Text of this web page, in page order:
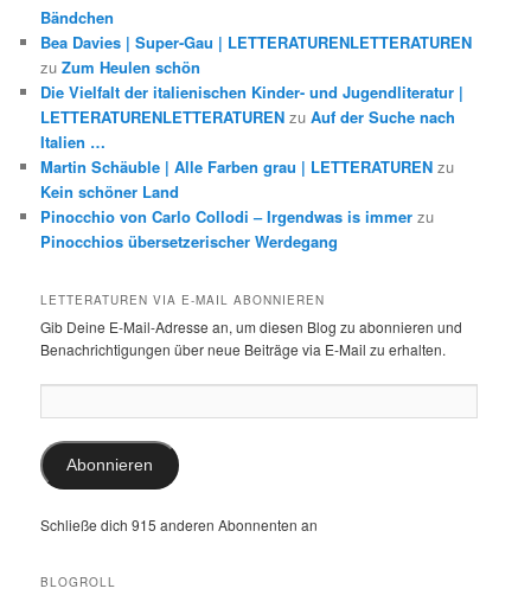
Bändchen
Bea Davies | Super-Gau | LETTERATURENLETTERATUREN
zuZum Heulen schön
Die Vielfalt der italienischen Kinder- und Jugendliteratur |
LETTERATURENLETTERATUREN zuAuf der Suche nach
Italien …
Martin Schäuble | Alle Farben grau | LETTERATUREN zu
Kein schöner Land
Pinocchio von Carlo Collodi – Irgendwas is immer zu
Pinocchios übersetzerischer Werdegang
LETTERATUREN VIA E-MAIL ABONNIEREN
Gib Deine E-Mail-Adresse an, um diesen Blog zu abonnieren und
Benachrichtigungen über neue Beiträge via E-Mail zu erhalten.
Mail-
Adresse:
Abonnieren
Schließe dich 915 anderen Abonnenten an
BLOGROLL